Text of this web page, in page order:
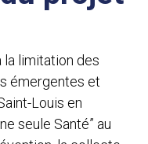
la limitation des
émergentes et
Louis en
seule Santé” au